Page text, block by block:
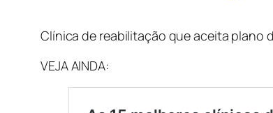
Clínica de reabilitação que aceita plano
VEJA AINDA: